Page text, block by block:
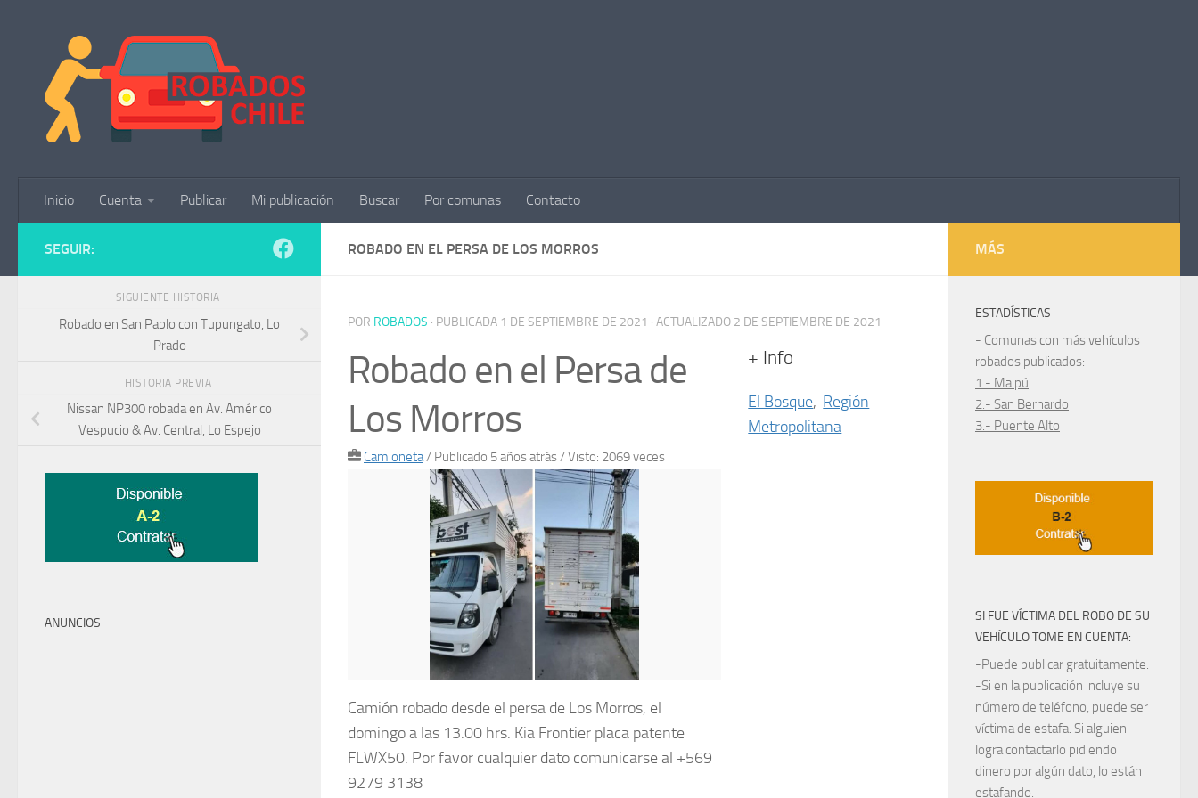
Inicio Cuenta Publicar Mi publicación Buscar Por comunas Contacto
ROBADO EN EL PERSA DE LOS MORROS
POR ROBADOS · PUBLICADA 1 DE SEPTIEMBRE DE 2021 · ACTUALIZADO 2 DE SEPTIEMBRE DE 2021
Robado en el Persa de
Los Morros
Camioneta/ Publicado 5 años atrás/ Visto: 2069 veces
Camión robado desde el persa de Los Morros, el
domingo a las 13.00 hrs. Kia Frontier placa patente
FLWX50. Por favor cualquier dato comunicarse al +569
9279 3138
+ Info
El Bosque, Región
Metropolitana
SEGUIR:
SIGUIENTE HISTORIA
Robado en San Pablo con Tupungato, Lo
Prado
HISTORIA PREVIA
Nissan NP300 robada en Av. Américo
Vespucio & Av. Central, Lo Espejo
ANUNCIOS
MÁS
ESTADÍSTICAS
- Comunas con más vehículos
robados publicados:
1.- Maipú
2.- San Bernardo
3.- Puente Alto
SI FUE VÍCTIMA DEL ROBO DE SU
VEHÍCULO TOME EN CUENTA:
-Puede publicar gratuitamente.
-Si en la publicación incluye su
número de teléfono, puede ser
víctima de estafa. Si alguien
logra contactarlo pidiendo
dinero por algún dato, lo están
estafando.